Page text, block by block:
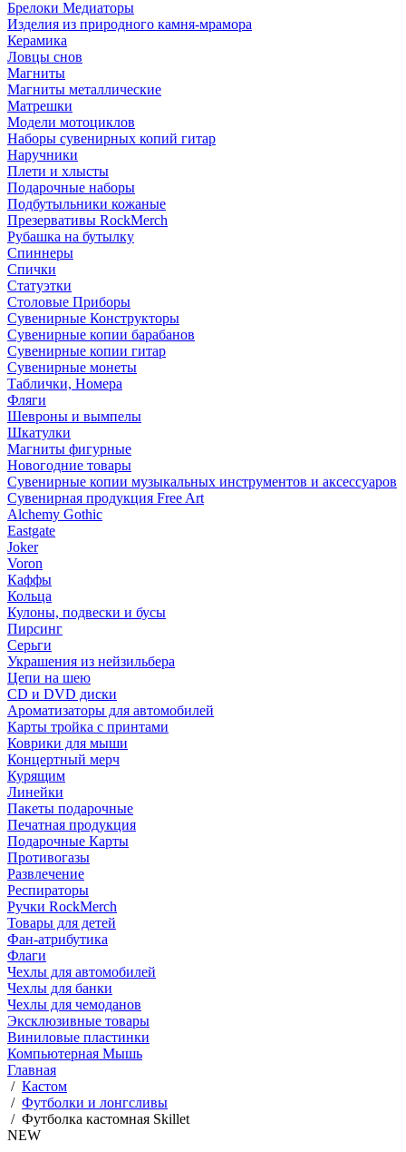
Брелоки Медиаторы
Изделия из природного камня-мрамора
Керамика
Ловцы снов
Магниты
Магниты металлические
Матрешки
Модели мотоциклов
Наборы сувенирных копий гитар
Наручники
Плети и хлысты
Подарочные наборы
Подбутыльники кожаные
Презервативы RockMerch
Рубашка на бутылку
Спиннеры
Спички
Статуэтки
Столовые Приборы
Сувенирные Конструкторы
Сувенирные копии барабанов
Сувенирные копии гитар
Сувенирные монеты
Таблички, Номера
Фляги
Шевроны и вымпелы
Шкатулки
Магниты фигурные
Новогодние товары
Сувенирные копии музыкальных инструментов и аксессуаров
Сувенирная продукция Free Art
Alchemy Gothic
Eastgate
Joker
Voron
Каффы
Кольца
Кулоны, подвески и бусы
Пирсинг
Серьги
Украшения из нейзильбера
Цепи на шею
CD и DVD диски
Ароматизаторы для автомобилей
Карты тройка с принтами
Коврики для мыши
Концертный мерч
Курящим
Линейки
Пакеты подарочные
Печатная продукция
Подарочные Карты
Противогазы
Развлечение
Респираторы
Ручки RockMerch
Товары для детей
Фан-атрибутика
Флаги
Чехлы для автомобилей
Чехлы для банки
Чехлы для чемоданов
Эксклюзивные товары
Виниловые пластинки
Компьютерная Мышь
Главная
/ Кастом
/ Футболки и лонгсливы
/ Футболка кастомная Skillet
NEW